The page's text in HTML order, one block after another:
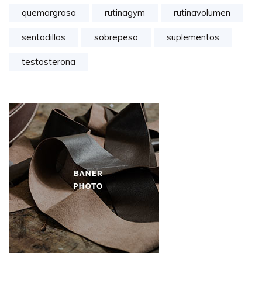
quemargrasa rutinagym rutinavolumen
sentadillas sobrepeso suplementos
testosterona